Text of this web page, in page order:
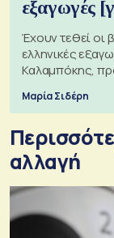
εξαγωγές
Έχουν τεθεί οι
ελληνικές
Καλαμπόκης,
Μαρία Σιδέρη
αλλαγή